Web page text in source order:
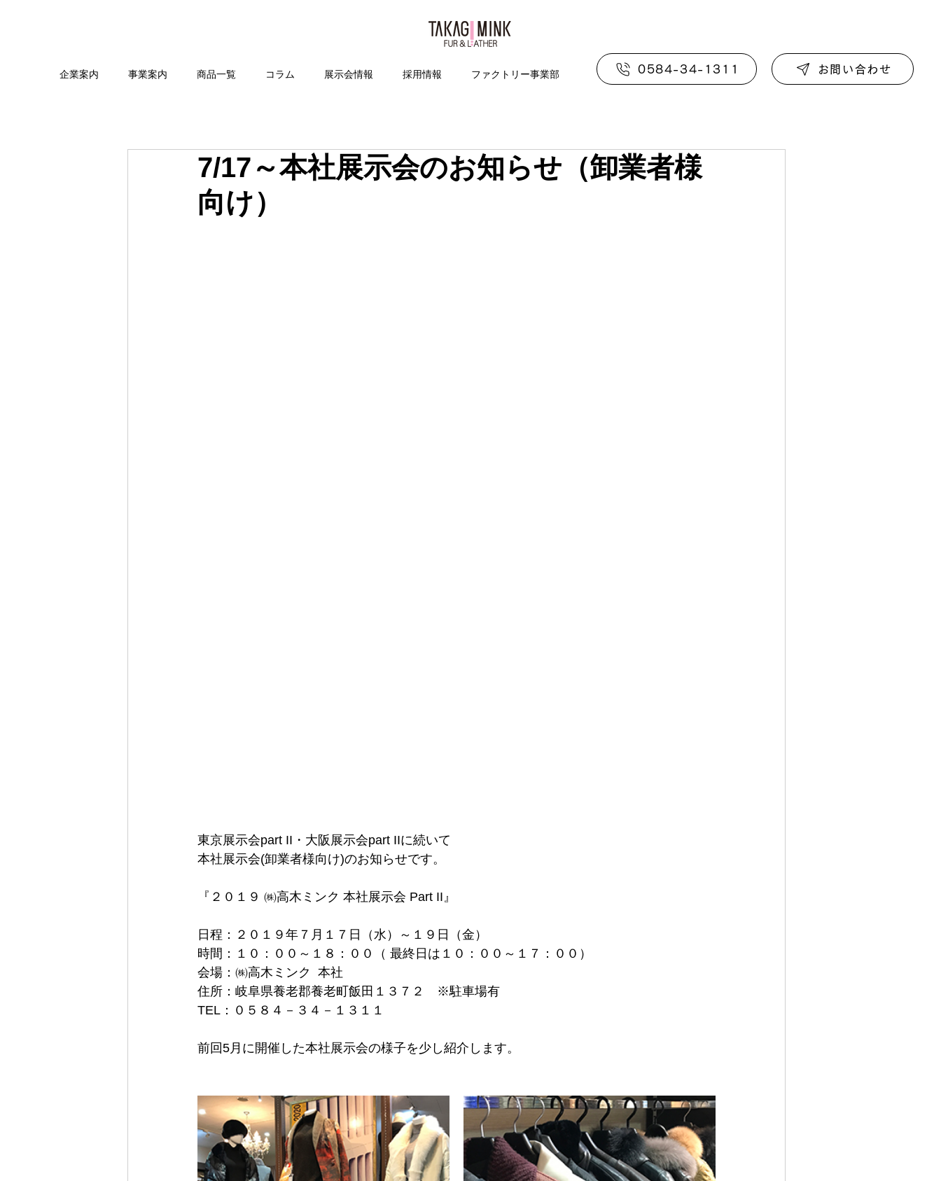
企業案内 事業案内 商品一覧 コラム 展示会情報 採用情報 ファクトリー事業部 0584-34-1311 お問い合わせ
7/17～本社展示会のお知らせ（卸業者様
向け）
東京展示会part II・大阪展示会part IIに続いて
本社展示会(卸業者様向け)のお知らせです。
『２０１９ ㈱高木ミンク 本社展示会 Part II』
日程：２０１９年７月１７日（水）～１９日（金）
時間：１０：００～１８：００（ 最終日は１０：００～１７：００）
会場：㈱高木ミンク  本社
住所：岐阜県養老郡養老町飯田１３７２　※駐車場有
TEL：０５８４－３４－１３１１
前回5月に開催した本社展示会の様子を少し紹介します。